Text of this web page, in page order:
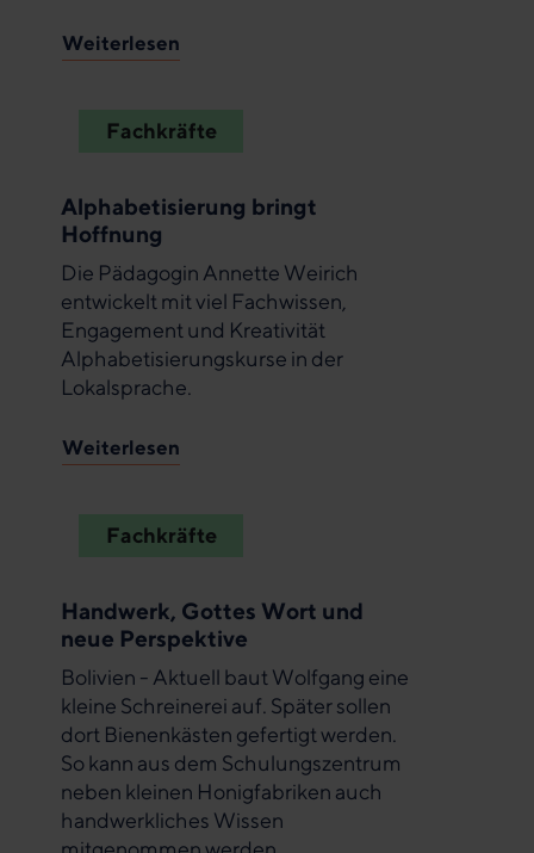
Weiterlesen
Fachkräfte
Alphabetisierung bringt
Hoffnung
Die Pädagogin Annette Weirich
entwickelt mit viel Fachwissen,
Engagement und Kreativität
Alphabetisierungskurse in der
Lokalsprache.
Weiterlesen
Fachkräfte
Handwerk, Gottes Wort und
neue Perspektive
Bolivien - Aktuell baut Wolfgang eine
kleine Schreinerei auf. Später sollen
dort Bienenkästen gefertigt werden.
So kann aus dem Schulungszentrum
neben kleinen Honigfabriken auch
handwerkliches Wissen